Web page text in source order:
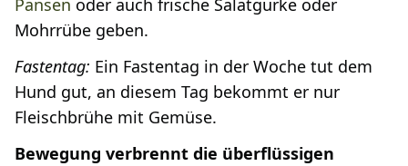
Pansen oder auch frische Salatgurke oder
Mohrrübe geben.
Fastentag: Ein Fastentag in der Woche tut dem
Hund gut, an diesem Tag bekommt er nur
Fleischbrühe mit Gemüse.
Bewegung verbrennt die überflüssigen